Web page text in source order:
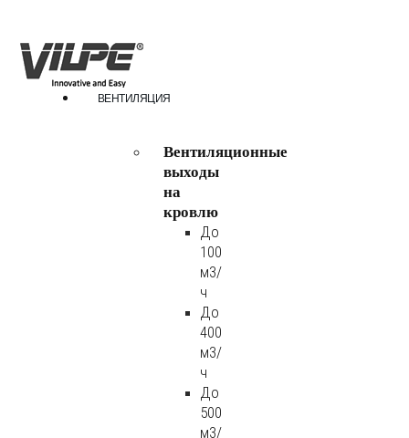
ВЕНТИЛЯЦИЯ
Вентиляционные
выходы
на
кровлю
До
100
м3/
ч
До
400
м3/
ч
До
500
м3/